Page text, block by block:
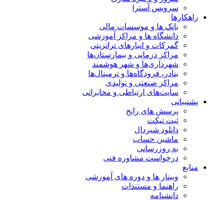
سرویس آسترا
راهکارها
بانک ها و موسسات مالی
دانشگاه ها و مراکز آموزشی
گمرکات و انبارهای ترانزیتی
مراکز درمانی و بیمارستان‌ها
شهرداری‌ها و شهر هوشمند
بنادر، فرودگاه‌ها و ترمینال‌ها
مراکز صنعتی و تولیدی
سایت‌های ارتباطی و مخابراتی
پشتیبانی
پرسش های رایج
ثبت تیکت
دانلود شیردال
ماشین حساب
به روزرسانی
درخواست مشاوره فنی
منابع
وبینار ها و دوره های آموزشی
راهنما و مستندات
دانشنامه